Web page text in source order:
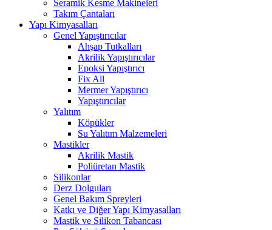
Seramik Kesme Makineleri
Takım Çantaları
Yapı Kimyasalları
Genel Yapıştırıcılar
Ahşap Tutkalları
Akrilik Yapıştırıcılar
Epoksi Yapıştırıcı
Fix All
Mermer Yapıştırıcı
Yapıştırıcılar
Yalıtım
Köpükler
Su Yalıtım Malzemeleri
Mastikler
Akrilik Mastik
Poliüretan Mastik
Silikonlar
Derz Dolguları
Genel Bakım Spreyleri
Katkı ve Diğer Yapı Kimyasalları
Mastik ve Silikon Tabancası